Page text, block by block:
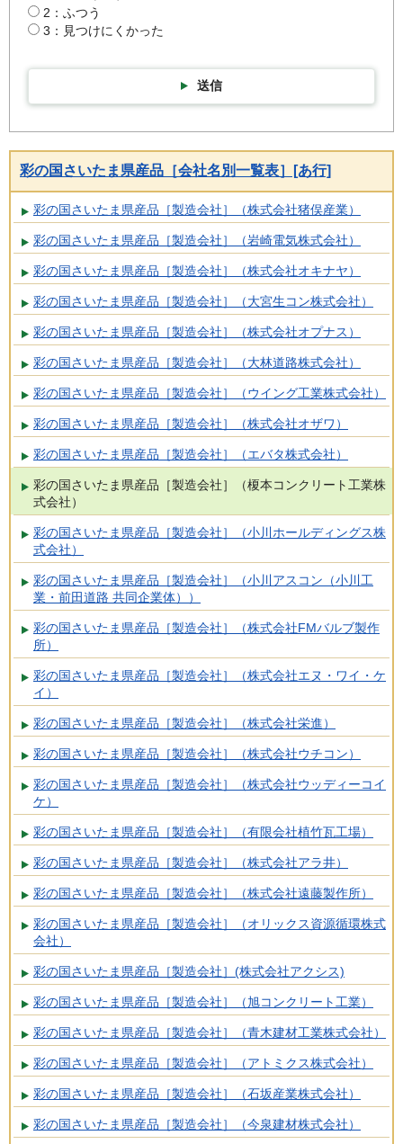
2：ふつう
3：見つけにくかった
送信
彩の国さいたま県産品［会社名別一覧表］[あ行]
彩の国さいたま県産品［製造会社］（株式会社猪俣産業）
彩の国さいたま県産品［製造会社］（岩崎電気株式会社）
彩の国さいたま県産品［製造会社］（株式会社オキナヤ）
彩の国さいたま県産品［製造会社］（大宮生コン株式会社）
彩の国さいたま県産品［製造会社］（株式会社オプナス）
彩の国さいたま県産品［製造会社］（大林道路株式会社）
彩の国さいたま県産品［製造会社］（ウイング工業株式会社）
彩の国さいたま県産品［製造会社］（株式会社オザワ）
彩の国さいたま県産品［製造会社］（エバタ株式会社）
彩の国さいたま県産品［製造会社］（榎本コンクリート工業株
式会社）
彩の国さいたま県産品［製造会社］（小川ホールディングス株
式会社）
彩の国さいたま県産品［製造会社］（小川アスコン（小川工
業・前田道路 共同企業体））
彩の国さいたま県産品［製造会社］（株式会社FMバルブ製作
所）
彩の国さいたま県産品［製造会社］（株式会社エヌ・ワイ・ケ
イ）
彩の国さいたま県産品［製造会社］（株式会社栄進）
彩の国さいたま県産品［製造会社］（株式会社ウチコン）
彩の国さいたま県産品［製造会社］（株式会社ウッディーコイ
ケ）
彩の国さいたま県産品［製造会社］（有限会社植竹瓦工場）
彩の国さいたま県産品［製造会社］（株式会社アラ井）
彩の国さいたま県産品［製造会社］（株式会社遠藤製作所）
彩の国さいたま県産品［製造会社］（オリックス資源循環株式
会社）
彩の国さいたま県産品［製造会社］(株式会社アクシス)
彩の国さいたま県産品［製造会社］（旭コンクリート工業）
彩の国さいたま県産品［製造会社］（青木建材工業株式会社）
彩の国さいたま県産品［製造会社］（アトミクス株式会社）
彩の国さいたま県産品［製造会社］（石坂産業株式会社）
彩の国さいたま県産品［製造会社］（今泉建材株式会社）